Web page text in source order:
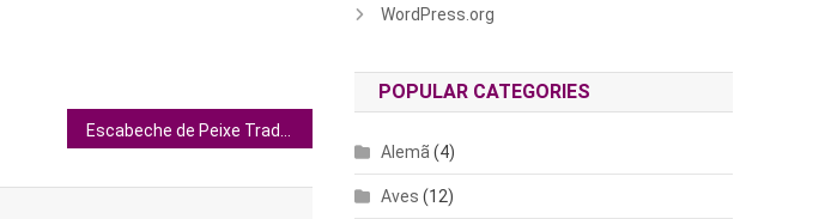
WordPress.org
POPULAR CATEGORIES
Alemã (4)
Aves (12)